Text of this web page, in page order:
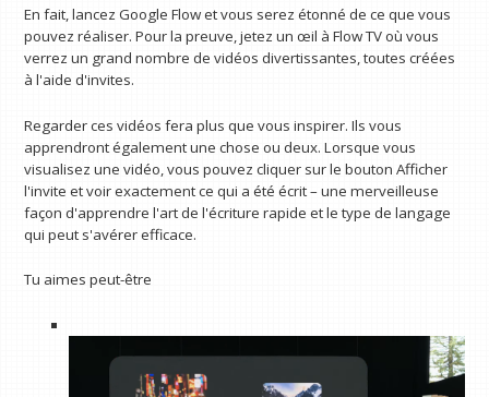
En fait, lancez Google Flow et vous serez étonné de ce que vous
pouvez réaliser. Pour la preuve, jetez un œil à Flow TV où vous
verrez un grand nombre de vidéos divertissantes, toutes créées
à l'aide d'invites.
Regarder ces vidéos fera plus que vous inspirer. Ils vous
apprendront également une chose ou deux. Lorsque vous
visualisez une vidéo, vous pouvez cliquer sur le bouton Afficher
l'invite et voir exactement ce qui a été écrit – une merveilleuse
façon d'apprendre l'art de l'écriture rapide et le type de langage
qui peut s'avérer efficace.
Tu aimes peut-être